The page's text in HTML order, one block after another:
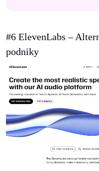
#6 ElevenLabs –
podniky